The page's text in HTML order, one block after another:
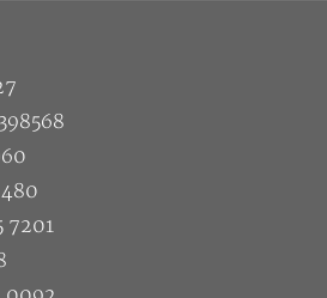
480
7201